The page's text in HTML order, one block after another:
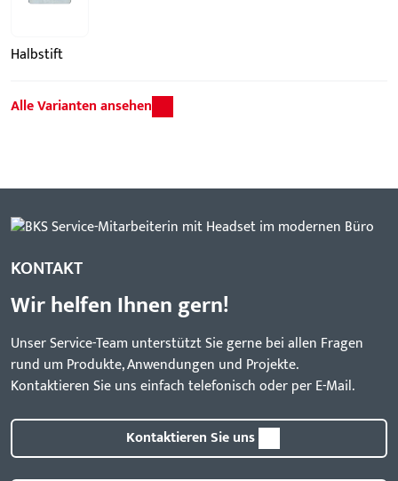
Halbstift
Alle Varianten ansehen
KONTAKT
Wir helfen Ihnen gern!
Unser Service-Team unterstützt Sie gerne bei allen Fragen
rund um Produkte, Anwendungen und Projekte.
Kontaktieren Sie uns einfach telefonisch oder per E-Mail.
Kontaktieren Sie uns